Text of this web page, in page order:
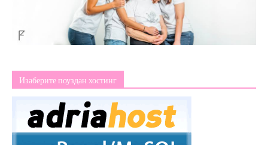
Изаберите поуздан хостинг